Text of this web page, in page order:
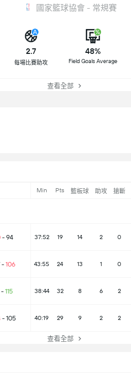
國家籃球協會 - 常規賽
2.7
每場比賽助攻
48%
Field Goals Average
查看全部
Min Pts 籃板球 助攻 搶斷
- 94 37:52 19 14 2 0
- 106 43:55 24 13 1 0
- 115 38:44 32 8 6 2
- 105 40:19 29 9 2 2
查看全部